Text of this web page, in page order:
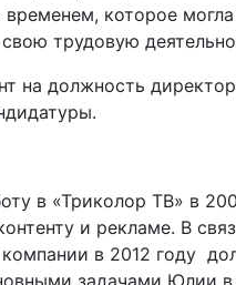
которое
трудовую
на должность
в «Триколор ТВ» в
и рекламе. В
в 2012 году
задачами Юлии